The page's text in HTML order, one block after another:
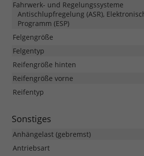
Fahrwerk- und Regelungssysteme
Antischlupfregelung (ASR),
Programm (ESP)
Felgengröße
Felgentyp
Reifengröße hinten
Reifengröße vorne
Reifentyp
Sonstiges
Anhängelast (gebremst)
Antriebsart